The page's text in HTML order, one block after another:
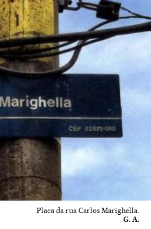
Placa da rua Carlos Marighella.
G. A.